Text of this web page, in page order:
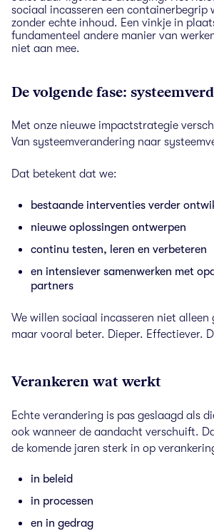
sociaal incasseren een containerbegrip
zonder echte inhoud. Een vinkje in
fundamenteel andere manier van
niet aan mee.
De volgende fase:
Met onze nieuwe impactstrategie
Van systeemverandering naar
Dat betekent dat we:
bestaande interventies verder
nieuwe oplossingen ontwerpen
continu testen, leren en verbeteren
en intensiever samenwerken met
partners
We willen sociaal incasseren niet alleen
maar vooral beter. Dieper. Effectiever.
Verankeren wat werkt
Echte verandering is pas geslaagd als
ook wanneer de aandacht verschuift.
de komende jaren sterk in op
in beleid
in processen
en in gedrag